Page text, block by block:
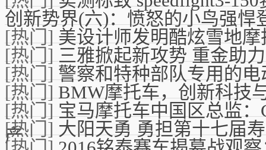
创新势界(六)：愤怒的小鸟强悍
[热门]美设计师发明酷炫雪地
[热门]三雅掀起新攻势 重金助
[热门]警察和特种部队专用的
[热门]BMW摩托车，创新科技
[热门]宝马摩托车中国区总监：
产
[热门]大阳天勇 勇担第十七届